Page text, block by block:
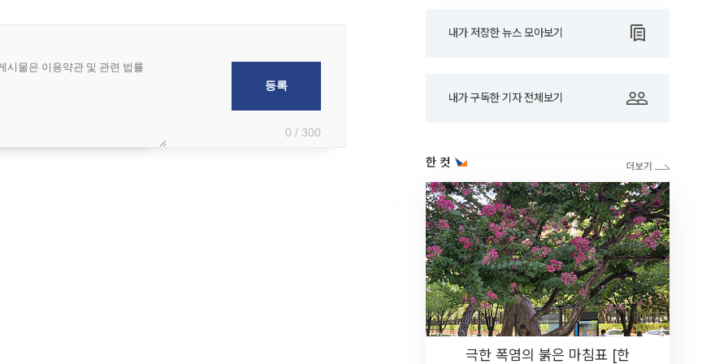
0 / 300
내가 저장한 뉴스 모아보기
내가 구독한 기자 전체보기
한 컷
극한 폭염의 붉은 마침표 [한